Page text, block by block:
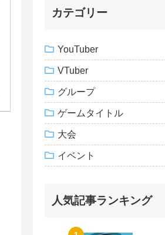
カテゴリー
YouTuber
VTuber
グループ
ゲームタイトル
大会
イベント
人気記事ランキング